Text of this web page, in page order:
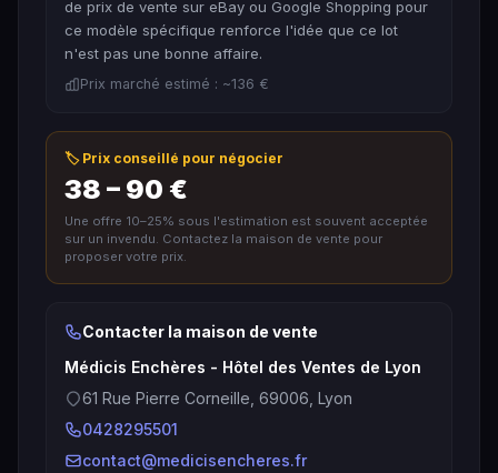
de prix de vente sur eBay ou Google Shopping pour
ce modèle spécifique renforce l'idée que ce lot
n'est pas une bonne affaire.
Prix marché estimé : ~136 €
🏷️ Prix conseillé pour négocier
38 – 90 €
Une offre 10–25% sous l'estimation est souvent acceptée
sur un invendu. Contactez la maison de vente pour
proposer votre prix.
Contacter la maison de vente
Médicis Enchères - Hôtel des Ventes de Lyon
61 Rue Pierre Corneille, 69006, Lyon
0428295501
contact@medicisencheres.fr